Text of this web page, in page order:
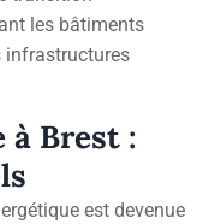
les bâtiments
infrastructures
Brest :
est devenue